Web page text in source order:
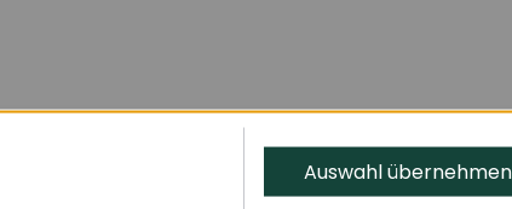
Auswahl übernehmen